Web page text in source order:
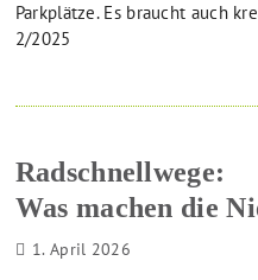
Parkplätze. Es braucht auch
2/2025
Radschnellwege:
Was machen die
1. April 2026